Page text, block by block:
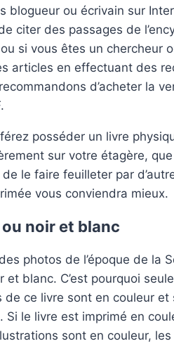
blogueur ou écrivain sur
citer des passages de
si vous êtes un chercheur
articles en effectuant des
d’acheter la
posséder un livre
sur votre étagère,
le faire feuilleter par
vous conviendra mieux.
noir et blanc
photos de l’époque de la
et blanc. C’est pourquoi
de ce livre sont en couleur
Si le livre est imprimé en
sont en couleur,